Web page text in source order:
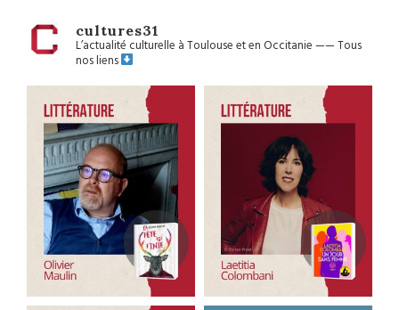
cultures31
L’actualité culturelle à Toulouse et en Occitanie——Tous
nos liens